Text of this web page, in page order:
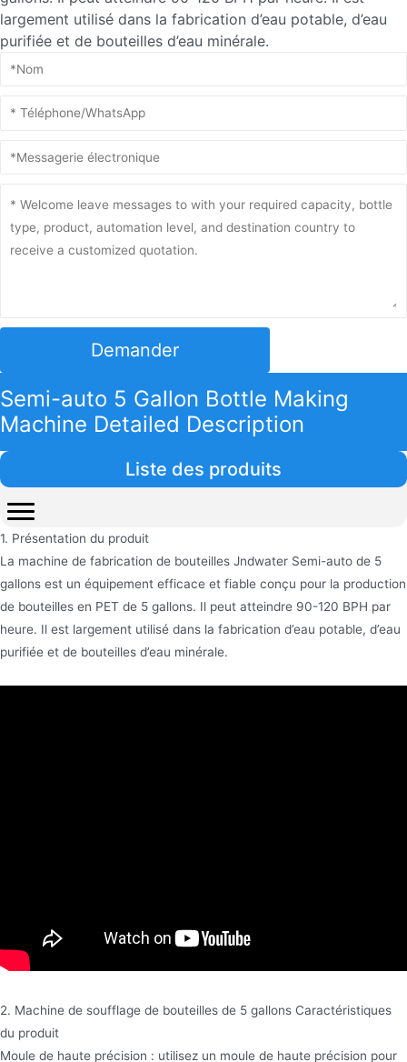
largement utilisé dans la fabrication d’eau potable, d’eau
purifiée et de bouteilles d’eau minérale.
Demander
Semi-auto 5 Gallon Bottle Making
Machine Detailed Description
1. Présentation du produit
La machine de fabrication de bouteilles Jndwater Semi-auto de 5
gallons est un équipement efficace et fiable conçu pour la production
de bouteilles en PET de 5 gallons. Il peut atteindre 90-120 BPH par
heure. Il est largement utilisé dans la fabrication d’eau potable, d’eau
purifiée et de bouteilles d’eau minérale.
2. Machine de soufflage de bouteilles de 5 gallons Caractéristiques
du produit
Moule de haute précision : utilisez un moule de haute précision pour
Liste des produits